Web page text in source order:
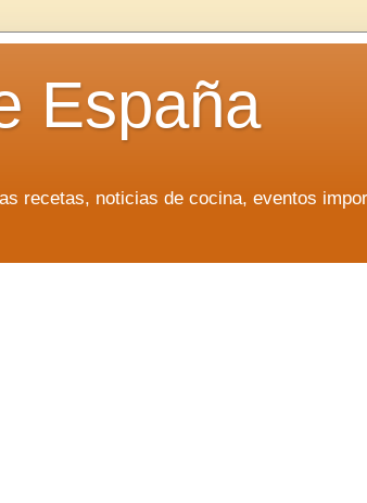
España
recetas, noticias de cocina, eventos